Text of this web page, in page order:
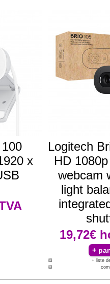
x
Logitech
HD
webcam
light
19,72€
+ liste